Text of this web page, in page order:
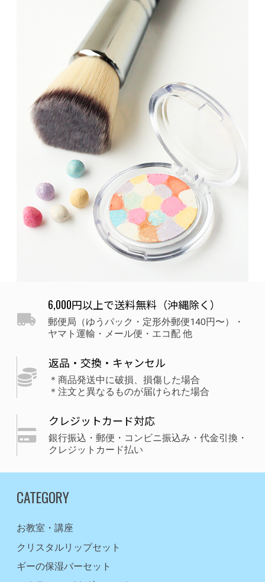
6,000円以上で送料無料（沖縄除く）
郵便局（ゆうパック・定形外郵便140円〜）・
ヤマト運輸・メール便・エコ配 他
返品・交換・キャンセル
＊商品発送中に破損、損傷した場合
＊注文と異なるものが届けられた場合
クレジットカード対応
銀行振込・郵便・コンビニ振込み・代金引換・
クレジットカード払い
CATEGORY
お教室・講座
クリスタルリップセット
ギーの保湿バーセット